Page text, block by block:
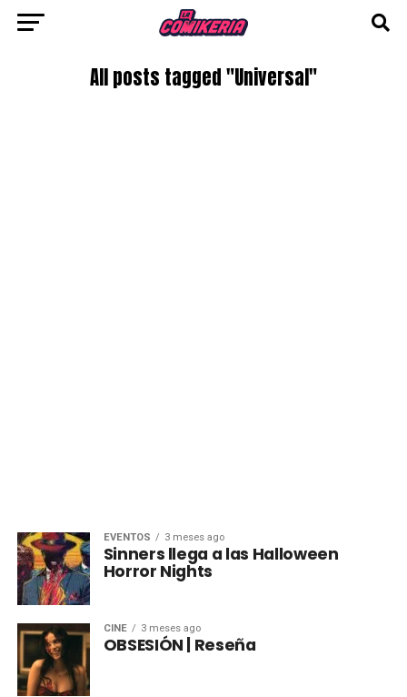
All posts tagged "Universal"
EVENTOS 3 meses ago
Sinners llega a las Halloween
Horror Nights
CINE 3 meses ago
OBSESIÓN | Reseña